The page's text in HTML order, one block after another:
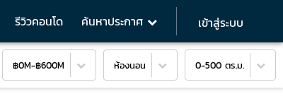
รีวิวคอนโด ค้นหาประกาศ เข้าสู่ระบบ
฿0M-฿600M ห้องนอน 0-500 ตร.ม.